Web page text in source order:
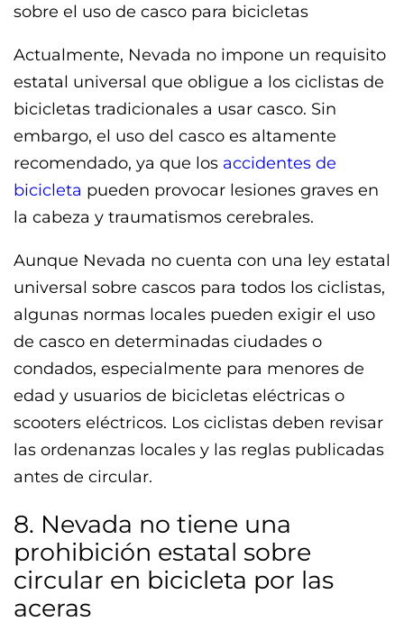
sobre el uso de casco para bicicletas
Actualmente, Nevada no impone un requisito
estatal universal que obligue a los ciclistas de
bicicletas tradicionales a usar casco. Sin
embargo, el uso del casco es altamente
recomendado, ya que los accidentes de
bicicleta pueden provocar lesiones graves en
la cabeza y traumatismos cerebrales.
Aunque Nevada no cuenta con una ley estatal
universal sobre cascos para todos los ciclistas,
algunas normas locales pueden exigir el uso
de casco en determinadas ciudades o
condados, especialmente para menores de
edad y usuarios de bicicletas eléctricas o
scooters eléctricos. Los ciclistas deben revisar
las ordenanzas locales y las reglas publicadas
antes de circular.
8. Nevada no tiene una
prohibición estatal sobre
circular en bicicleta por las
aceras